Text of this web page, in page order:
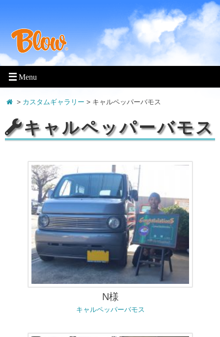
> カスタムギャラリー > キャルペッパーバモス
キャルペッパーバモス
N様
キャルペッパーバモス